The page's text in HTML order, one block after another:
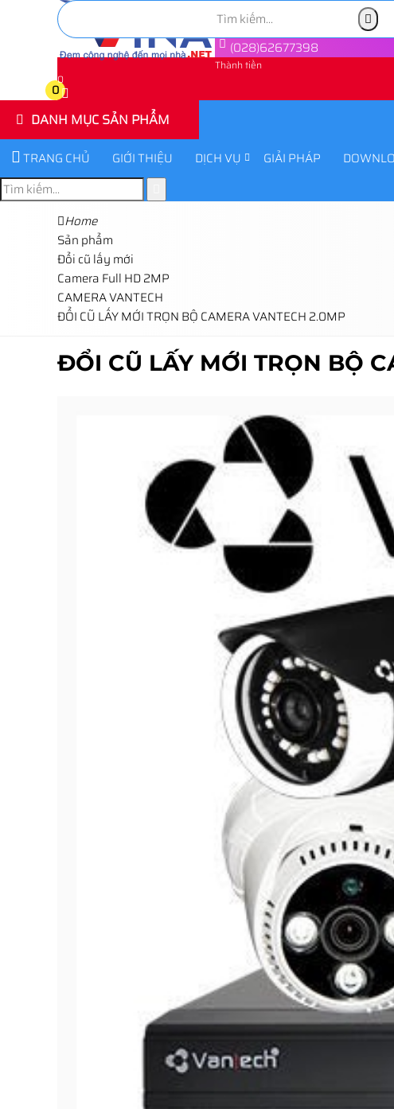
(028)62677398
Thành tiền
0
0
DANH MỤC SẢN PHẨM
TRANG CHỦ GIỚI THIỆU DỊCH VỤ GIẢI PHÁP
Home
Sản phẩm
Đổi cũ lấy mới
Camera Full HD 2MP
CAMERA VANTECH
ĐỔI CŨ LẤY MỚI TRỌN BỘ CAMERA VANTECH 2.0MP
ĐỔI CŨ LẤY MỚI TRỌN BỘ